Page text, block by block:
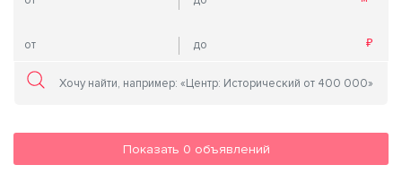
Показать 0 объявлений